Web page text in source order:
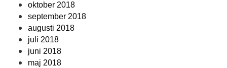
oktober 2018
september 2018
augusti 2018
juli 2018
juni 2018
maj 2018